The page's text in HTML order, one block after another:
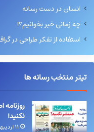
انسان در دست رسانه
چه زمانی خبر بخوانیم؟!
استفاده از تفکر طراحی در
تیتر منتخب رسانه ها
نکنید!
۱۱ اردیبهشت, ۱۴۰۴